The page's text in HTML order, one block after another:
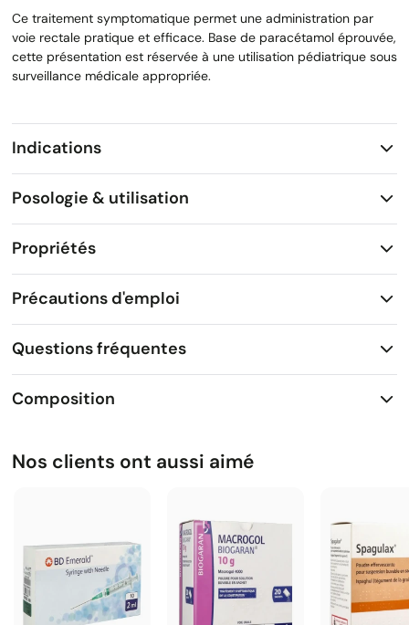
Ce traitement symptomatique permet une administration par
voie rectale pratique et efficace. Base de paracétamol éprouvée,
cette présentation est réservée à une utilisation pédiatrique sous
surveillance médicale appropriée.
Indications
Posologie & utilisation
Propriétés
Précautions d'emploi
Questions fréquentes
Composition
Nos clients ont aussi aimé